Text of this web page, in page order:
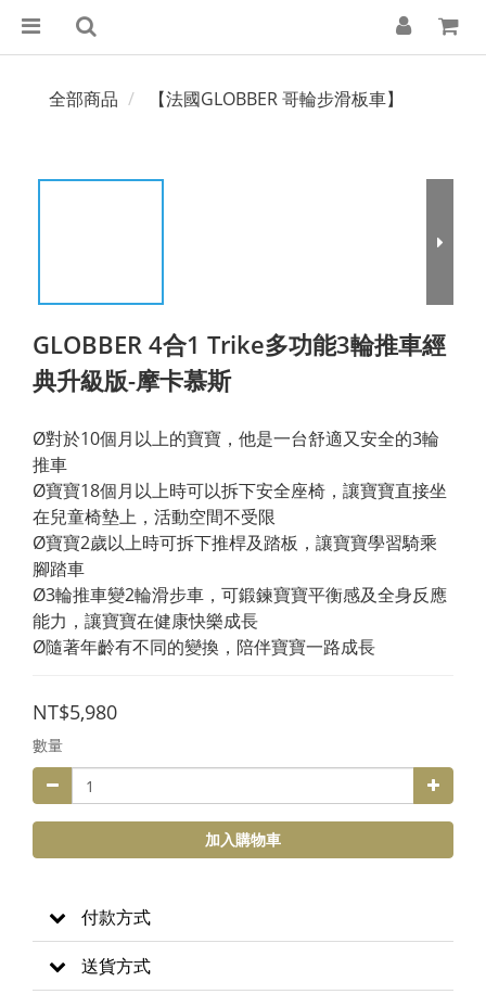
全部商品 【法國GLOBBER 哥輪步滑板車】
GLOBBER 4合1 Trike多功能3輪推車經
典升級版-摩卡慕斯
Ø對於10個月以上的寶寶，他是一台舒適又安全的3輪
推車
Ø寶寶18個月以上時可以拆下安全座椅，讓寶寶直接坐
在兒童椅墊上，活動空間不受限
Ø寶寶2歲以上時可拆下推桿及踏板，讓寶寶學習騎乘
腳踏車
Ø3輪推車變2輪滑步車，可鍛鍊寶寶平衡感及全身反應
能力，讓寶寶在健康快樂成長
Ø隨著年齡有不同的變換，陪伴寶寶一路成長
NT$5,980
數量
加入購物車
付款方式
送貨方式